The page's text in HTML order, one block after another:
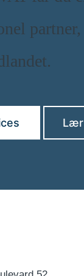
Lær